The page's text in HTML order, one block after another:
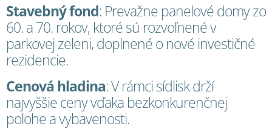
Stavebný fond: Prevažne panelové domy zo
60. a 70. rokov, ktoré sú rozvoľnené v
parkovej zeleni, doplnené o nové investičné
rezidencie.
Cenová hladina: V rámci sídlisk drží
najvyššie ceny vďaka bezkonkurenčnej
polohe a vybavenosti.